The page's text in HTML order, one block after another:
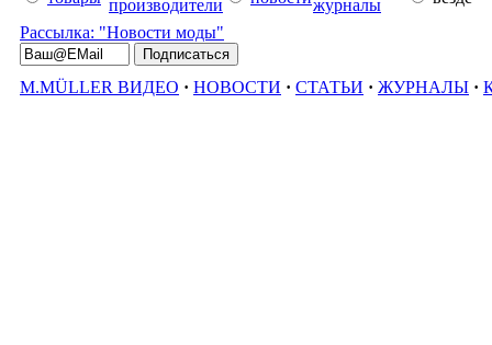
производители журналы
Рассылка: "Новости моды"
M.MÜLLER ВИДЕО · НОВОСТИ · СТАТЬИ · ЖУРНАЛЫ ·